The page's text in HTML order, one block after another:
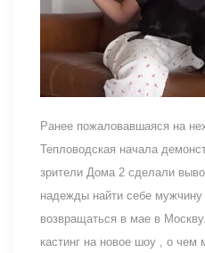
Ранее пожаловавшаяся на
Тепловодская начала
зрители Дома 2 сделали
надежды найти себе
возвращаться в мае в
кастинг на новое шоу , о чем